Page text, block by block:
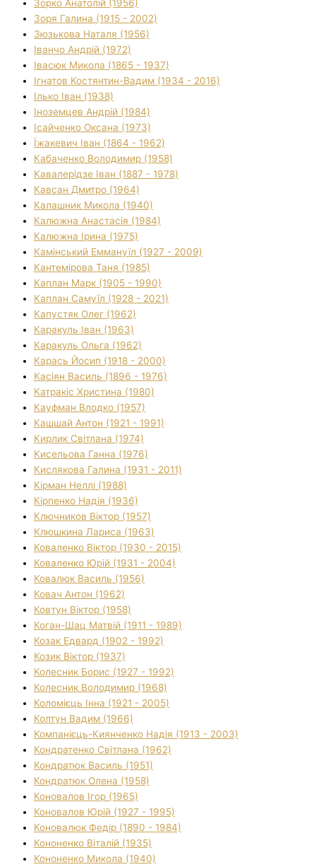
Зорко Анатолій (1956)
Зоря Галина (1915 - 2002)
Зюзькова Наталя (1956)
Іванчо Андрій (1972)
Івасюк Микола (1865 - 1937)
Ігнатов Костянтин-Вадим (1934 - 2016)
Ілько Іван (1938)
Іноземцев Андрій (1984)
Ісайченко Оксана (1973)
Їжакевич Іван (1864 - 1962)
Кабаченко Володимир (1958)
Кавалерідзе Іван (1887 - 1978)
Кавсан Дмитро (1964)
Калашник Микола (1940)
Калюжна Анастасія (1984)
Калюжна Ірина (1975)
Камінський Еммануїл (1927 - 2009)
Кантемірова Таня (1985)
Каплан Марк (1905 - 1990)
Каплан Самуїл (1928 - 2021)
Капустяк Олег (1962)
Каракуль Іван (1963)
Каракуль Ольга (1962)
Карась Йосип (1918 - 2000)
Касіян Василь (1896 - 1976)
Катракіс Христина (1980)
Кауфман Влодко (1957)
Кашшай Антон (1921 - 1991)
Кирлик Світлана (1974)
Кисельова Ганна (1976)
Кислякова Галина (1931 - 2011)
Кірман Неллі (1988)
Кірпенко Надія (1936)
Ключников Віктор (1957)
Клюшкина Лариса (1963)
Коваленко Віктор (1930 - 2015)
Коваленко Юрій (1931 - 2004)
Ковалюк Василь (1956)
Ковач Антон (1962)
Ковтун Віктор (1958)
Коган-Шац Матвій (1911 - 1989)
Козак Едвард (1902 - 1992)
Козик Віктор (1937)
Колесник Борис (1927 - 1992)
Колесник Володимир (1968)
Коломієць Інна (1921 - 2005)
Колтун Вадим (1966)
Компанієць-Киянченко Надія (1913 - 2003)
Кондратенко Світлана (1962)
Кондратюк Василь (1951)
Кондратюк Олена (1958)
Коновалов Ігор (1965)
Коновалов Юрій (1927 - 1995)
Коновалюк Федір (1890 - 1984)
Кононенко Віталій (1935)
Кононенко Микола (1940)